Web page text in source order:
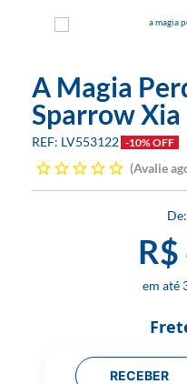
A Magia
Sparrow Xia
LV553122 -10% OFF
Avalie
RECEBER